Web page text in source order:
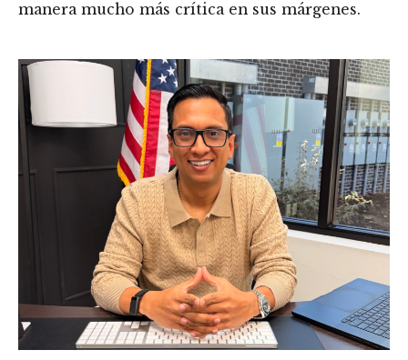
manera mucho más crítica en sus márgenes.